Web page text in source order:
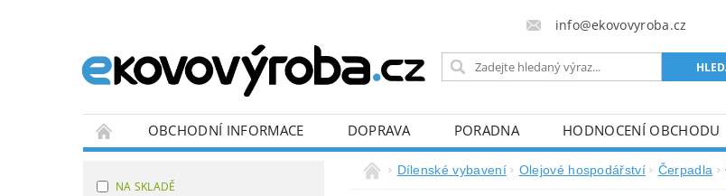
info@ekovovyroba.cz
OBCHODNÍ INFORMACE DOPRAVA PORADNA HODNOCENÍ OBCHODU
NA SKLADĚ
Dílenské vybavení Olejové hospodářství Čerpadla